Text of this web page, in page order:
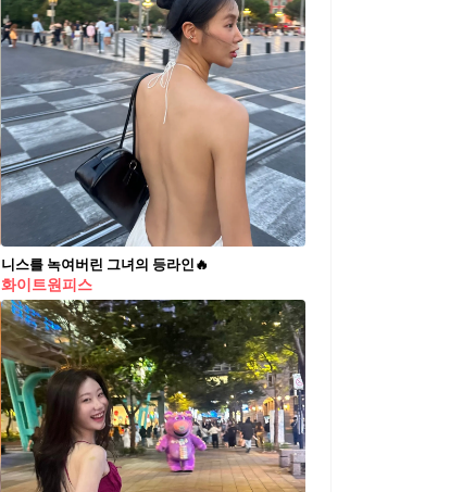
니스를 녹여버린 그녀의 등라인🔥
화이트원피스